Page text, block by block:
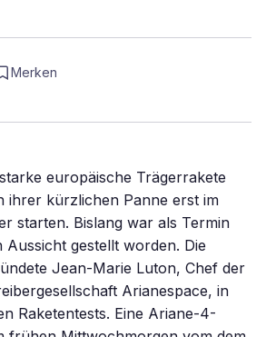
Merken
europäische Trägerrakete
ihrer kürzlichen Panne erst im
starten. Bislang war als Termin
Aussicht gestellt worden. Die
Jean-Marie Luton, Chef der
Arianespace, in
Raketentests. Eine Ariane-4-